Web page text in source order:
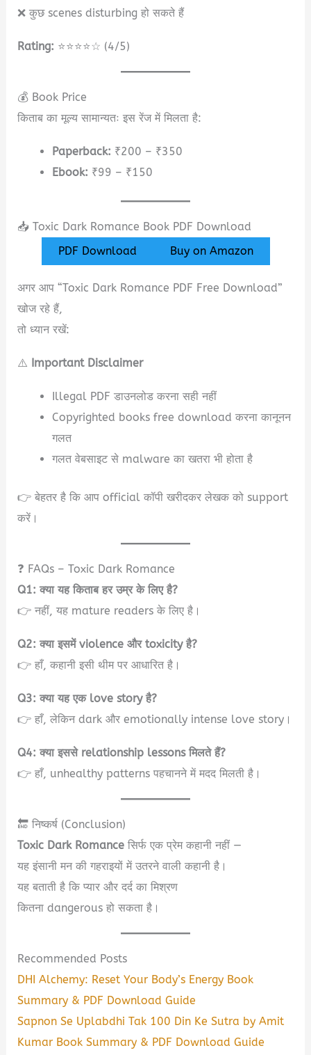
❌ कुछ scenes disturbing हो सकते हैं
Rating: ⭐⭐⭐⭐☆ (4/5)
💰 Book Price
किताब का मूल्य सामान्यतः इस रेंज में मिलता है:
Paperback: ₹200 – ₹350
Ebook: ₹99 – ₹150
📥 Toxic Dark Romance Book PDF Download
PDF Download
Buy on Amazon
अगर आप “Toxic Dark Romance PDF Free Download”
खोज रहे हैं,
तो ध्यान रखें:
⚠️ Important Disclaimer
Illegal PDF डाउनलोड करना सही नहीं
Copyrighted books free download करना कानूनन
गलत
गलत वेबसाइट से malware का खतरा भी होता है
👉 बेहतर है कि आप official कॉपी खरीदकर लेखक को support
करें।
❓ FAQs – Toxic Dark Romance
Q1: क्या यह किताब हर उम्र के लिए है?
👉 नहीं, यह mature readers के लिए है।
Q2: क्या इसमें violence और toxicity है?
👉 हाँ, कहानी इसी थीम पर आधारित है।
Q3: क्या यह एक love story है?
👉 हाँ, लेकिन dark और emotionally intense love story।
Q4: क्या इससे relationship lessons मिलते हैं?
👉 हाँ, unhealthy patterns पहचानने में मदद मिलती है।
🔚 निष्कर्ष (Conclusion)
Toxic Dark Romance सिर्फ एक प्रेम कहानी नहीं —
यह इंसानी मन की गहराइयों में उतरने वाली कहानी है।
यह बताती है कि प्यार और दर्द का मिश्रण
कितना dangerous हो सकता है।
Recommended Posts
DHI Alchemy: Reset Your Body’s Energy Book
Summary & PDF Download Guide
Sapnon Se Uplabdhi Tak 100 Din Ke Sutra by Amit
Kumar Book Summary & PDF Download Guide